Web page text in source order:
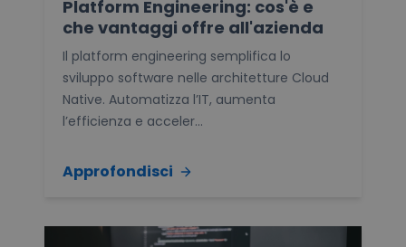
Platform Engineering: cos'è e
che vantaggi offre all'azienda
Il platform engineering semplifica lo
sviluppo software nelle architetture Cloud
Native. Automatizza l’IT, aumenta
l’efficienza e acceler...
Approfondisci